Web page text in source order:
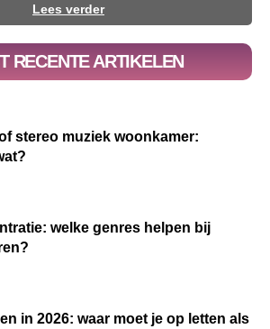
Lees verder
RECENTE ARTIKELEN
stereo muziek woonkamer:
welke genres helpen bij
in 2026: waar moet je op letten als